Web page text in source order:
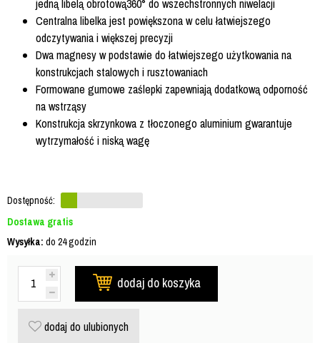
jedną libelą obrotową360° do wszechstronnych niwelacji
Centralna libelka jest powiększona w celu łatwiejszego
odczytywania i większej precyzji
Dwa magnesy w podstawie do łatwiejszego użytkowania na
konstrukcjach stalowych i rusztowaniach
Formowane gumowe zaślepki zapewniają dodatkową odporność
na wstrząsy
Konstrukcja skrzynkowa z tłoczonego aluminium gwarantuje
wytrzymałość i niską wagę
Dostępność:
Dostawa gratis
Wysyłka: do 24 godzin
dodaj do koszyka
dodaj do ulubionych